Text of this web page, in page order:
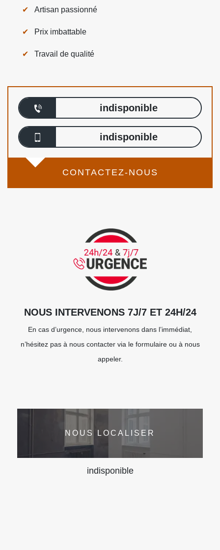
Artisan passionné
Prix imbattable
Travail de qualité
indisponible
indisponible
CONTACTEZ-NOUS
NOUS INTERVENONS 7J/7 ET 24H/24
En cas d’urgence, nous intervenons dans l’immédiat,
n’hésitez pas à nous contacter via le formulaire ou à nous
appeler.
NOUS LOCALISER
indisponible